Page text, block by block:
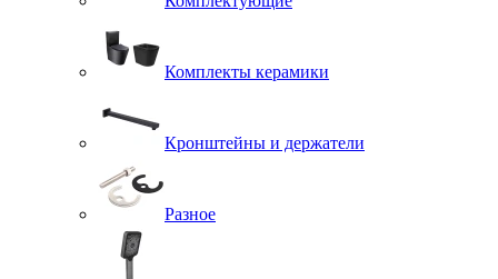
Комплекты керамики
Кронштейны и держатели
Разное